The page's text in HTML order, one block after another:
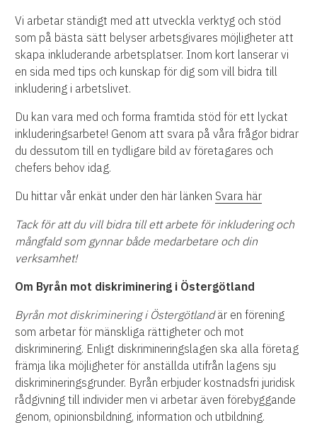
Vi arbetar ständigt med att utveckla verktyg och stöd
som på bästa sätt belyser arbetsgivares möjligheter att
skapa inkluderande arbetsplatser. Inom kort lanserar vi
en sida med tips och kunskap för dig som vill bidra till
inkludering i arbetslivet.
Du kan vara med och forma framtida stöd för ett lyckat
inkluderingsarbete! Genom att svara på våra frågor bidrar
du dessutom till en tydligare bild av företagares och
chefers behov idag.
Du hittar vår enkät under den här länken Svara här
Tack för att du vill bidra till ett arbete för inkludering och
mångfald som gynnar både medarbetare och din
verksamhet!
Om Byrån mot diskriminering i Östergötland
Byrån mot diskriminering i Östergötlandär en förening
som arbetar för mänskliga rättigheter och mot
diskriminering. Enligt diskrimineringslagen ska alla företag
främja lika möjligheter för anställda utifrån lagens sju
diskrimineringsgrunder. Byrån erbjuder kostnadsfri juridisk
rådgivning till individer men vi arbetar även förebyggande
genom, opinionsbildning, information och utbildning.